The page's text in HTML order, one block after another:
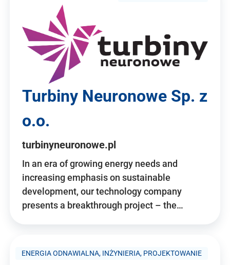
Turbiny Neuronowe Sp. z
o.o.
turbinyneuronowe.pl
In an era of growing energy needs and
increasing emphasis on sustainable
development, our technology company
presents a breakthrough project – the…
ENERGIA ODNAWIALNA, INŻYNIERIA, PROJEKTOWANIE